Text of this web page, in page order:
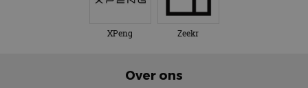
XPeng Zeekr
Over ons